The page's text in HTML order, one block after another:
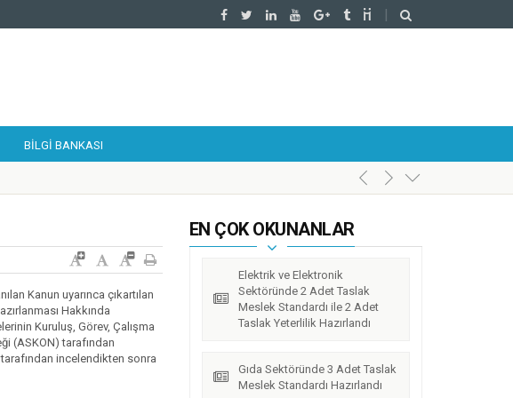
BILGI BANKASI
Ev Sahipliğinde İstanbul’da Gerçekleştirildi.
Kanun uyarınca çıkartılan
Hakkında
Kuruluş, Görev, Çalışma
(ASKON) tarafından
incelendikten sonra
EN ÇOK OKUNANLAR
Elektrik ve Elektronik
Sektöründe 2 Adet Taslak
Meslek Standardı ile 2 Adet
Taslak Yeterlilik Hazırlandı
Gıda Sektöründe 3 Adet Taslak
Meslek Standardı Hazırlandı